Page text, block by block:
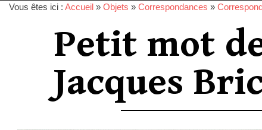
Vous êtes ici : Accueil » Objets » Correspondances »
Petit mot
Jacques